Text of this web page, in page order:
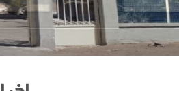
حسن مجتبی (ع) و امام رضا